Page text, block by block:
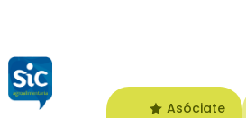
Asóciate